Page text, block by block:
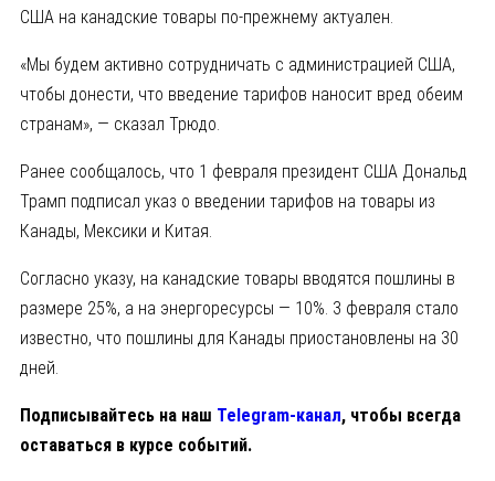
США на канадские товары по-прежнему актуален.
«Мы будем активно сотрудничать с администрацией США,
чтобы донести, что введение тарифов наносит вред обеим
странам», — сказал Трюдо.
Ранее сообщалось, что 1 февраля президент США Дональд
Трамп подписал указ о введении тарифов на товары из
Канады, Мексики и Китая.
Согласно указу, на канадские товары вводятся пошлины в
размере 25%, а на энергоресурсы — 10%. 3 февраля стало
известно, что пошлины для Канады приостановлены на 30
дней.
Подписывайтесь на наш Telegram-канал, чтобы всегда
оставаться в курсе событий.